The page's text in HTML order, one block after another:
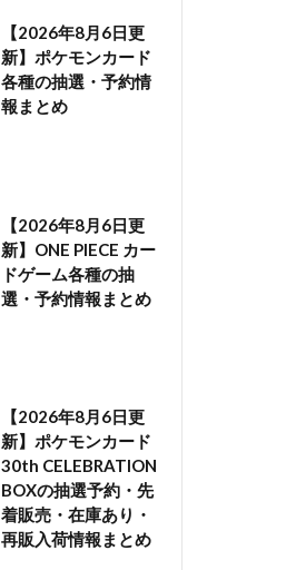
【2026年8月6日更
新】ポケモンカード
各種の抽選・予約情
報まとめ
【2026年8月6日更
新】ONE PIECE カー
ドゲーム各種の抽
選・予約情報まとめ
【2026年8月6日更
新】ポケモンカード
30th CELEBRATION
BOXの抽選予約・先
着販売・在庫あり・
再販入荷情報まとめ